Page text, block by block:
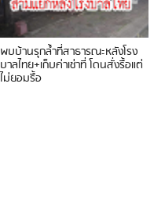
พบบ้านรุกล้ำที่สาธารณะหลังโรง
บาลไทย+เก็บค่าเช่าที่ โดนสั่งรื้อแต่
ไม่ยอมรื้อ